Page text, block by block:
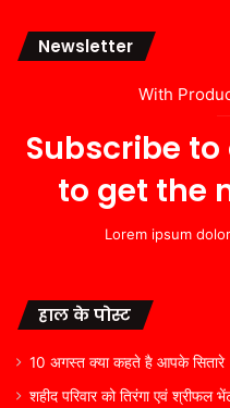
Newsletter
With
Subscribe
to get the
Lorem ipsum
हाल के पोस्ट
10 अगस्त क्या कहते है आपके सितारे
शहीद परिवार को तिरंगा एवं श्रीफल